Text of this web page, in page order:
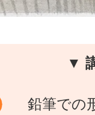
▼
鉛筆での